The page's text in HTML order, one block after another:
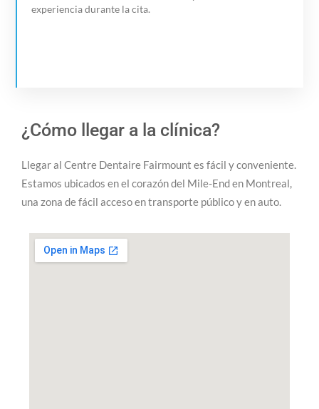
experiencia durante la cita.
¿Cómo llegar a la clínica?
Llegar al Centre Dentaire Fairmount es fácil y conveniente.
Estamos ubicados en el corazón del Mile-End en Montreal,
una zona de fácil acceso en transporte público y en auto.